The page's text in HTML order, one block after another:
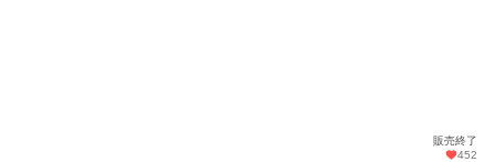
販売終了
452